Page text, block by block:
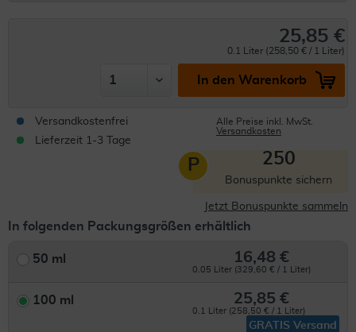
25,85 €
0.1 Liter (258,50 € / 1 Liter)
In den Warenkorb
Versandkostenfrei
Lieferzeit 1-3 Tage
Alle Preise inkl. MwSt.
Versandkosten
P 250
Bonuspunkte sichern
Jetzt Bonuspunkte sammeln
In folgenden Packungsgrößen erhältlich
50 ml 16,48 €
0.05 Liter (329,60 € / 1 Liter)
100 ml 25,85 €
0.1 Liter (258,50 € / 1 Liter)
GRATIS Versand